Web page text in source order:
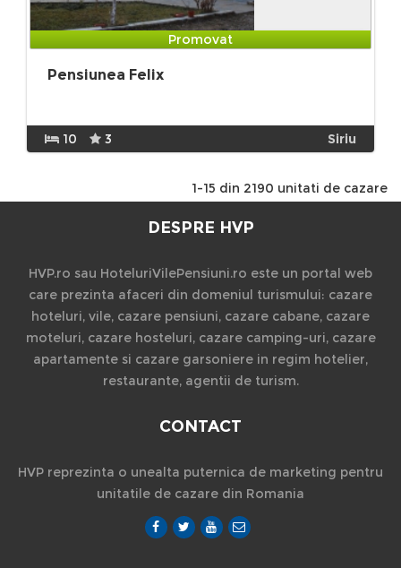
Promovat
Pensiunea Felix
10 3 Siriu
1-15 din 2190 unitati de cazare
DESPRE HVP
HVP.ro sau HoteluriVilePensiuni.ro este un portal web
care prezinta afaceri din domeniul turismului: cazare
hoteluri, vile, cazare pensiuni, cazare cabane, cazare
moteluri, cazare hosteluri, cazare camping-uri, cazare
apartamente si cazare garsoniere in regim hotelier,
restaurante, agentii de turism.
CONTACT
HVP reprezinta o unealta puternica de marketing pentru
unitatile de cazare din Romania